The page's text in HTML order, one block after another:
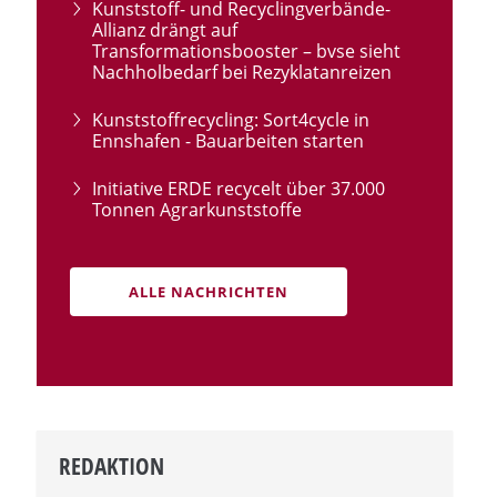
Kunststoff- und Recyclingverbände-
Allianz drängt auf
Transformationsbooster – bvse sieht
Nachholbedarf bei Rezyklatanreizen
Kunststoffrecycling: Sort4cycle in
Ennshafen - Bauarbeiten starten
Initiative ERDE recycelt über 37.000
Tonnen Agrarkunststoffe
ALLE NACHRICHTEN
REDAKTION